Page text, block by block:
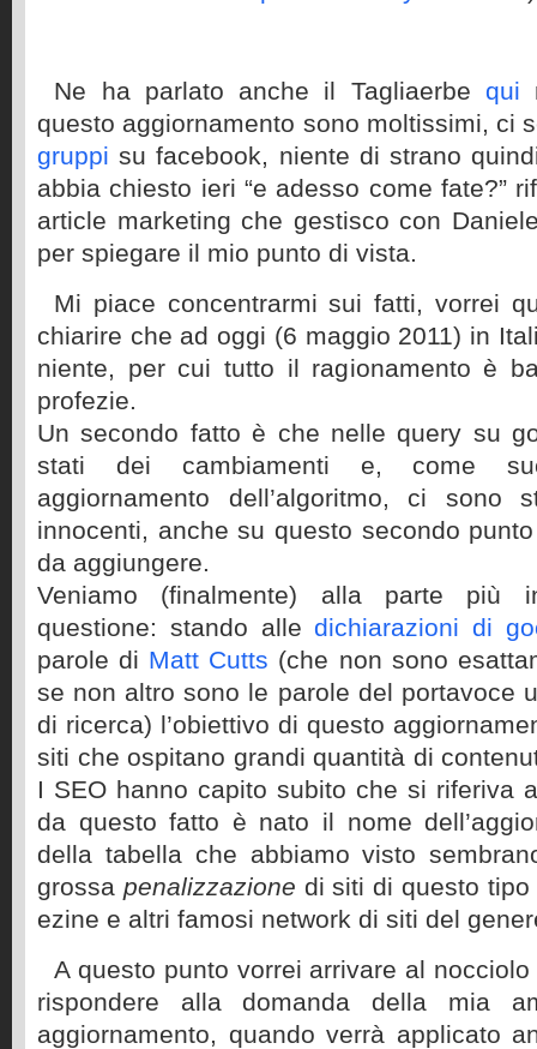
Ne ha parlato anche il Tagliaerbe qui
questo aggiornamento sono moltissimi, ci
gruppisu facebook, niente di strano
abbia chiesto ieri “e adesso come fate?”
article marketing che gestisco con
per spiegare il mio punto di vista.
Mi piace concentrarmi sui fatti, vorrei
chiarire che ad oggi (6 maggio 2011) in
niente, per cui tutto il ragionamento è
profezie.
Un secondo fatto è che nelle query su
stati dei cambiamenti e, come
aggiornamento dell’algoritmo, ci sono
innocenti, anche su questo secondo
da aggiungere.
Veniamo (finalmente) alla parte più
questione: stando alledichiarazioni di
parole di Matt Cutts (che non sono
se non altro sono le parole del portavoce
di ricerca) l’obiettivo di questo
siti che ospitano grandi quantità di
I SEO hanno capito subito che si riferiva
da questo fatto è nato il nome
della tabella che abbiamo visto
grossa penalizzazione di siti di questo
ezine e altri famosi network di siti del
A questo punto vorrei arrivare al
rispondere alla domanda della mia
aggiornamento, quando verrà applicato